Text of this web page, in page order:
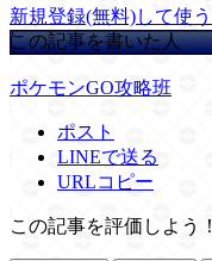
新規登録(無料)して使う
この記事を書いた人
ポケモンGO攻略班
ポスト
LINEで送る
URLコピー
この記事を評価しよう！